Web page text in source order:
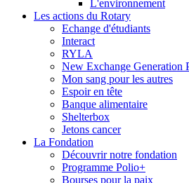
L'environnement
Les actions du Rotary
Echange d'étudiants
Interact
RYLA
New Exchange Generation
Mon sang pour les autres
Espoir en tête
Banque alimentaire
Shelterbox
Jetons cancer
La Fondation
Découvrir notre fondation
Programme Polio+
Bourses pour la paix